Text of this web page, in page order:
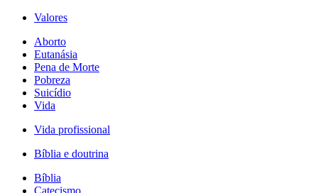
Valores
Aborto
Eutanásia
Pena de Morte
Pobreza
Suicídio
Vida
Vida profissional
Bíblia e doutrina
Bíblia
Catecismo